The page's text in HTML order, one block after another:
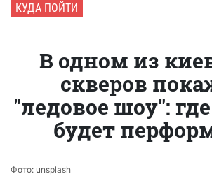
КУДА ПОЙТИ
В одном из
скверов
"ледовое шоу":
будет
Фото: unsplash